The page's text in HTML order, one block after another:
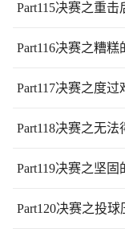
Part115决赛之重击
Part116决赛之糟糕
Part117决赛之度过
Part118决赛之无法
Part119决赛之坚固
Part120决赛之投球